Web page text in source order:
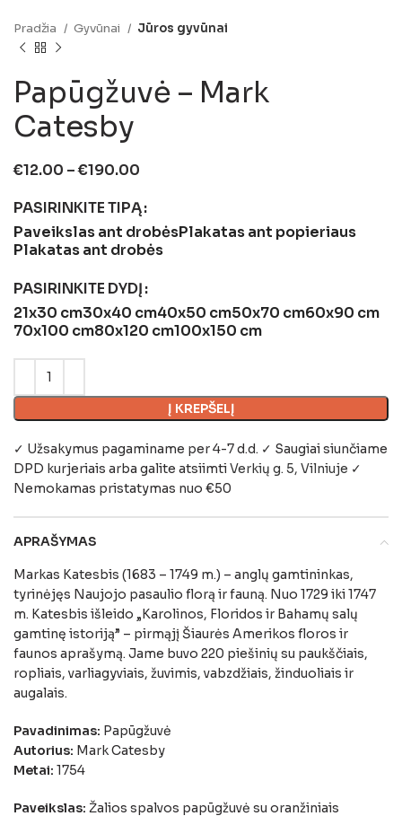
Pradžia Gyvūnai Jūros gyvūnai
Papūgžuvė – Mark
Catesby
€12.00 –€190.00
PASIRINKITE TIPĄ
Paveikslas ant drobėsPlakatas ant popieriaus
Plakatas ant drobės
PASIRINKITE DYDĮ
21x30 cm30x40 cm40x50 cm50x70 cm60x90 cm
70x100 cm80x120 cm100x150 cm
Į KREPŠELĮ
✓ Užsakymus pagaminame per 4-7 d.d. ✓ Saugiai siunčiame
DPD kurjeriais arba galite atsiimtiVerkių g. 5, Vilniuje ✓
Nemokamas pristatymas nuo €50
APRAŠYMAS
Markas Katesbis (1683 – 1749 m.) – anglų gamtininkas,
tyrinėjęs Naujojo pasaulio florą ir fauną. Nuo 1729 iki 1747
m. Katesbis išleido „Karolinos, Floridos ir Bahamų salų
gamtinę istoriją” – pirmąjį Šiaurės Amerikos floros ir
faunos aprašymą. Jame buvo 220 piešinių su paukščiais,
ropliais, varliagyviais, žuvimis, vabzdžiais, žinduoliais ir
augalais.
Pavadinimas: Papūgžuvė
Autorius: Mark Catesby
Metai: 1754
Paveikslas: Žalios spalvos papūgžuvė su oranžiniais